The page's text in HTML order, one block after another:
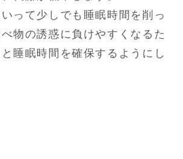
って少しでも睡眠時間を削っ
物の誘惑に負けやすくなるた
睡眠時間を確保するようにし